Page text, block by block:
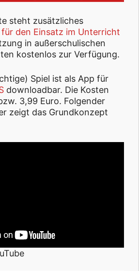
steht zusätzliches
den Einsatz im Unterricht
in außerschulischen
kostenlos zur Verfügung.
Spiel ist als App für
downloadbar. Die Kosten
3,99 Euro. Folgender
zeigt das Grundkonzept